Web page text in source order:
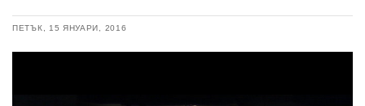
ПЕТЪК, 15 ЯНУАРИ, 2016